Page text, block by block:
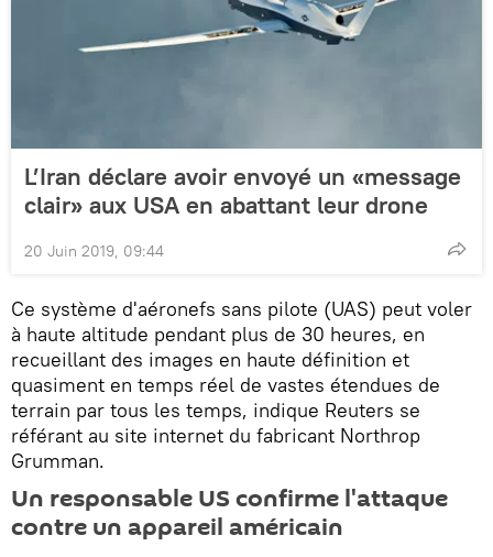
L’Iran déclare avoir envoyé un «message
clair» aux USA en abattant leur drone
20 Juin 2019, 09:44
Ce système d'aéronefs sans pilote (UAS) peut voler
à haute altitude pendant plus de 30 heures, en
recueillant des images en haute définition et
quasiment en temps réel de vastes étendues de
terrain par tous les temps, indique Reuters se
référant au site internet du fabricant Northrop
Grumman.
Un responsable US confirme l'attaque
contre un appareil américain